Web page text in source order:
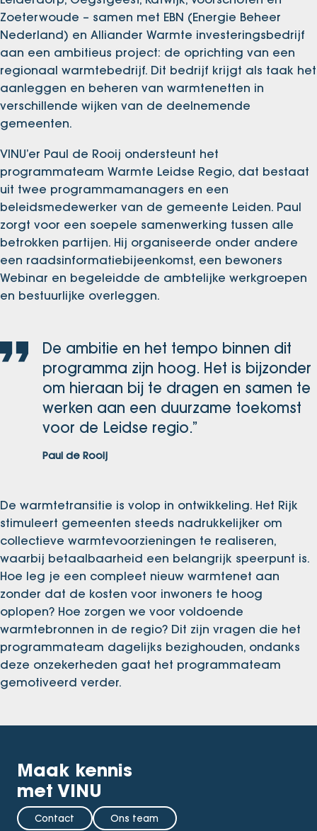
Zoeterwoude – samen met EBN (Energie Beheer
Nederland) en Alliander Warmte investeringsbedrijf
aan een ambitieus project: de oprichting van een
regionaal warmtebedrijf. Dit bedrijf krijgt als taak het
aanleggen en beheren van warmtenetten in
verschillende wijken van de deelnemende
gemeenten.
VINU’er Paul de Rooij ondersteunt het
programmateam Warmte Leidse Regio, dat bestaat
uit twee programmamanagers en een
beleidsmedewerker van de gemeente Leiden. Paul
zorgt voor een soepele samenwerking tussen alle
betrokken partijen. Hij organiseerde onder andere
een raadsinformatiebijeenkomst, een bewoners
Webinar en begeleidde de ambtelijke werkgroepen
en bestuurlijke overleggen.
De ambitie en het tempo binnen dit
programma zijn hoog. Het is bijzonder
om hieraan bij te dragen en samen te
werken aan een duurzame toekomst
voor de Leidse regio.”
Paul de Rooij
De warmte­transitie is volop in ontwikkeling. Het Rijk
stimuleert gemeenten steeds nadrukkelijker om
collectieve warmtevoorzieningen te realiseren,
waarbij betaalbaarheid een belangrijk speerpunt is.
Hoe leg je een compleet nieuw warmtenet aan
zonder dat de kosten voor inwoners te hoog
oplopen? Hoe zorgen we voor voldoende
warmtebronnen in de regio? Dit zijn vragen die het
programmateam dagelijks bezighouden, ondanks
deze onzekerheden gaat het programmateam
gemotiveerd verder.
Maak kennis
met VINU
Contact Ons team